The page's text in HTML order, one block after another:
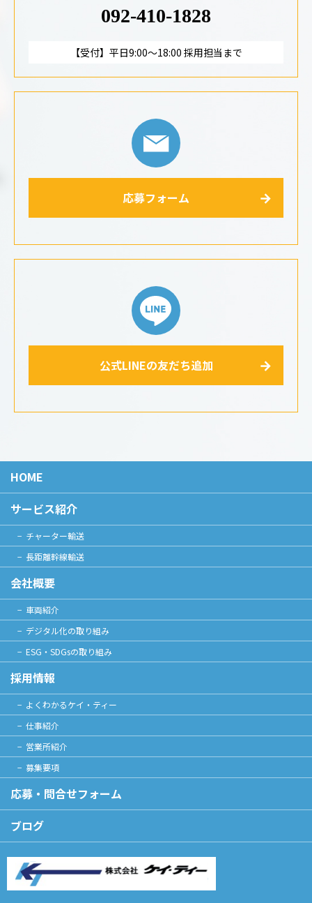
092-410-1828
【受付】平日9:00～18:00 採用担当まで
応募フォーム
公式LINEの友だち追加
HOME
サービス紹介
チャーター輸送
長距離幹線輸送
会社概要
車両紹介
デジタル化の取り組み
ESG・SDGsの取り組み
採用情報
よくわかるケイ・ティー
仕事紹介
営業所紹介
募集要項
応募・問合せフォーム
ブログ